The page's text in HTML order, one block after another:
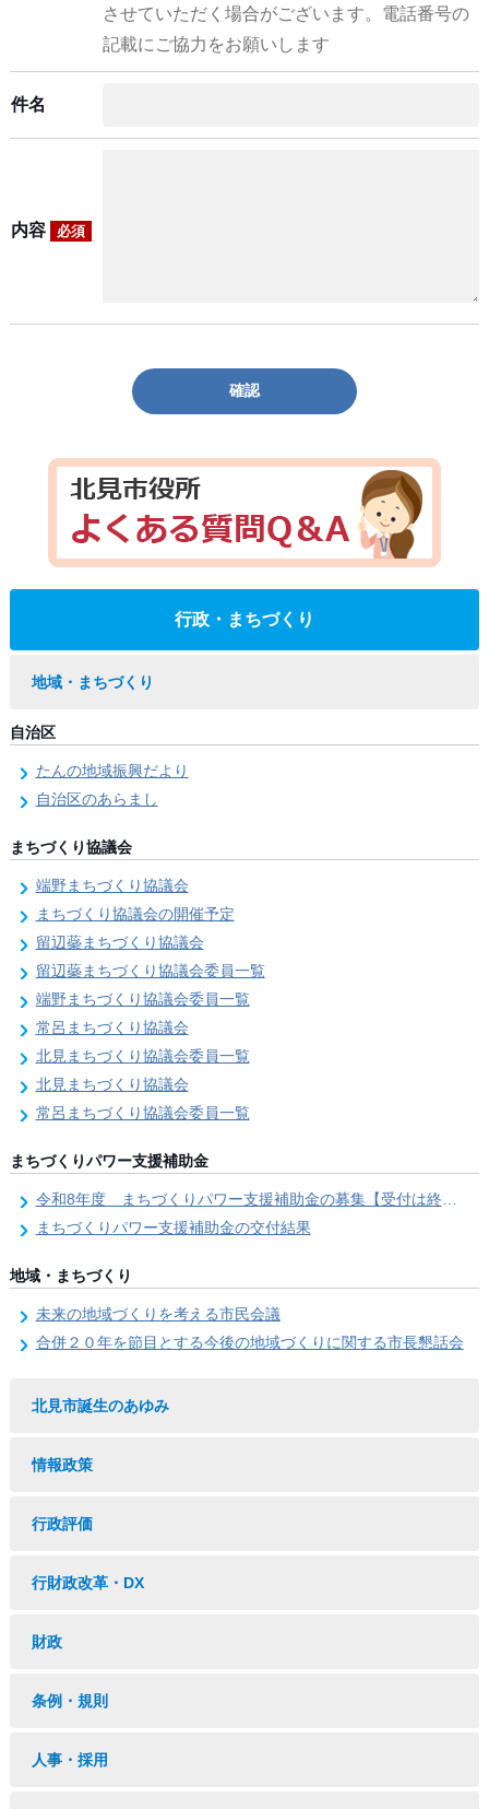
させていただく場合がございます。電話番号の
記載にご協力をお願いします
件名
内容 必須
確認
行政・まちづくり
地域・まちづくり
自治区
たんの地域振興だより
自治区のあらまし
まちづくり協議会
端野まちづくり協議会
まちづくり協議会の開催予定
留辺蘂まちづくり協議会
留辺蘂まちづくり協議会委員一覧
端野まちづくり協議会委員一覧
常呂まちづくり協議会
北見まちづくり協議会委員一覧
北見まちづくり協議会
常呂まちづくり協議会委員一覧
まちづくりパワー支援補助金
令和8年度 まちづくりパワー支援補助金の募集【受付は終了しました。】
まちづくりパワー支援補助金の交付結果
地域・まちづくり
未来の地域づくりを考える市民会議
合併２０年を節目とする今後の地域づくりに関する市長懇話会
北見市誕生のあゆみ
情報政策
行政評価
行財政改革・DX
財政
条例・規則
人事・採用